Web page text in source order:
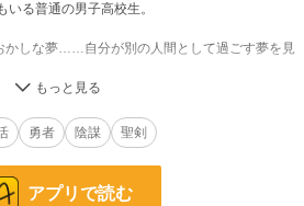
る普通の男子高校生。
かしな夢……自分が別の人間として過ごす夢を見
旅をするおかしな夢を。
間が訪れる。凄惨な自分の死と大切な人を守れ
る‟彼„の人生の終わり――
自分には関係のない世界……それでも不思議と
境に夢を見なくなる。
勇者 陰謀 聖剣
アプリで読む